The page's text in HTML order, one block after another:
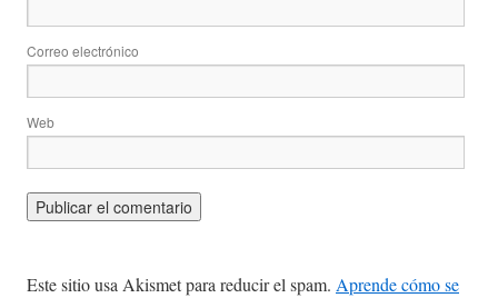
Correo electrónico
Web
Este sitio usa Akismet para reducir el spam. Aprende cómo se